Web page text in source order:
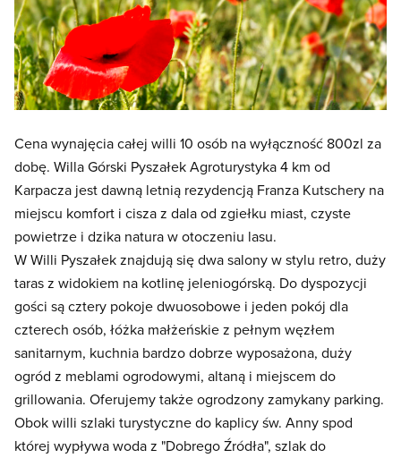
Cena wynajęcia całej willi 10 osób na wyłączność 800zl za
dobę. Willa Górski Pyszałek Agroturystyka 4 km od
Karpacza jest dawną letnią rezydencją Franza Kutschery na
miejscu komfort i cisza z dala od zgiełku miast, czyste
powietrze i dzika natura w otoczeniu lasu.
W Willi Pyszałek znajdują się dwa salony w stylu retro, duży
taras z widokiem na kotlinę jeleniogórską. Do dyspozycji
gości są cztery pokoje dwuosobowe i jeden pokój dla
czterech osób, łóżka małżeńskie z pełnym węzłem
sanitarnym, kuchnia bardzo dobrze wyposażona, duży
ogród z meblami ogrodowymi, altaną i miejscem do
grillowania. Oferujemy także ogrodzony zamykany parking.
Obok willi szlaki turystyczne do kaplicy św. Anny spod
której wypływa woda z "Dobrego Źródła", szlak do